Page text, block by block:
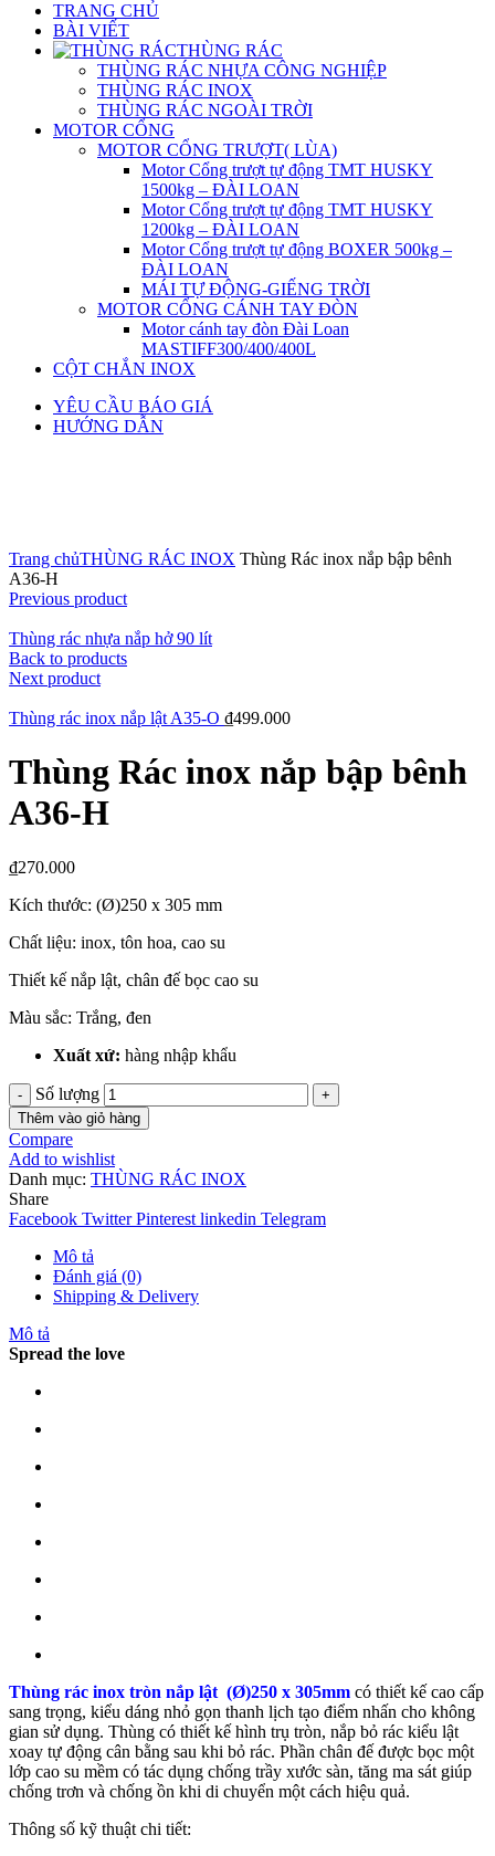
TRANG CHỦ
BÀI VIẾT
THÙNG RÁC
THÙNG RÁC NHỰA CÔNG NGHIỆP
THÙNG RÁC INOX
THÙNG RÁC NGOÀI TRỜI
MOTOR CỔNG
MOTOR CỔNG TRƯỢT( LÙA)
Motor Cổng trượt tự động TMT HUSKY
1500kg – ĐÀI LOAN
Motor Cổng trượt tự động TMT HUSKY
1200kg – ĐÀI LOAN
Motor Cổng trượt tự động BOXER 500kg –
ĐÀI LOAN
MÁI TỰ ĐỘNG-GIẾNG TRỜI
MOTOR CỔNG CÁNH TAY ĐÒN
Motor cánh tay đòn Đài Loan
MASTIFF300/400/400L
CỘT CHẮN INOX
YÊU CẦU BÁO GIÁ
HƯỚNG DẪN
Trang chủTHÙNG RÁC INOX Thùng Rác inox nắp bập bênh
A36-H
Previous product
Thùng rác nhựa nắp hở 90 lít
Back to products
Next product
Thùng rác inox nắp lật A35-O ₫499.000
Thùng Rác inox nắp bập bênh
A36-H
₫270.000
Kích thước: (Ø)250 x 305 mm
Chất liệu: inox, tôn hoa, cao su
Thiết kế nắp lật, chân đế bọc cao su
Màu sắc: Trắng, đen
Xuất xứ: hàng nhập khẩu
Số lượng
Thêm vào giỏ hàng
Compare
Add to wishlist
Danh mục: THÙNG RÁC INOX
Share
Facebook Twitter Pinterest linkedin Telegram
Mô tả
Đánh giá (0)
Shipping & Delivery
Mô tả
Spread the love
Thùng rác inox tròn nắp lật (Ø)250 x 305mm có thiết kế cao cấp
sang trọng, kiểu dáng nhỏ gọn thanh lịch tạo điểm nhấn cho không
gian sử dụng. Thùng có thiết kế hình trụ tròn, nắp bỏ rác kiểu lật
xoay tự động cân bằng sau khi bỏ rác. Phần chân đế được bọc một
lớp cao su mềm có tác dụng chống trầy xước sàn, tăng ma sát giúp
chống trơn và chống ồn khi di chuyển một cách hiệu quả.
Thông số kỹ thuật chi tiết: